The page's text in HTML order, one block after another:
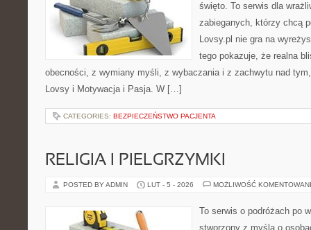
święto. To serwis dla
zabieganych, którzy chcą
Lovsy.pl nie gra na
tego pokazuje, że realna
obecności, z wymiany myśli, z wybaczania i z zachwytu nad
Lovsy i Motywacja i Pasja. W […]
CATEGORIES: BEZPIECZEŃSTWO PACJENTA
RELIGIA I PIELGRZYMKI
POSTED BY ADMIN LUT - 5 - 2026 MOŻLIWOŚĆ
To serwis o podróżach po
stworzony z myślą o